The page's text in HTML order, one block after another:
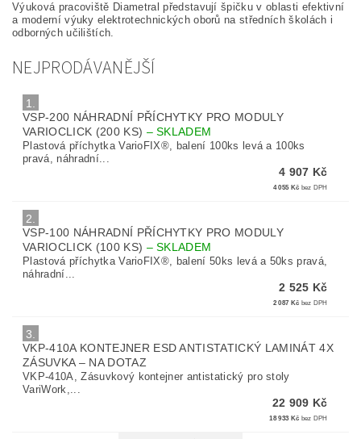
Výuková pracoviště Diametral představují špičku v oblasti efektivní
a moderní výuky elektrotechnických oborů na středních školách i
odborných učilištích.
NEJPRODÁVANĚJŠÍ
1.
VSP-200 NÁHRADNÍ PŘÍCHYTKY PRO MODULY
VARIOCLICK (200 KS) –SKLADEM
Plastová příchytka VarioFIX®, balení 100ks levá a 100ks
pravá, náhradní...
4 907 Kč
4 055 Kč bez DPH
2.
VSP-100 NÁHRADNÍ PŘÍCHYTKY PRO MODULY
VARIOCLICK (100 KS) –SKLADEM
Plastová příchytka VarioFIX®, balení 50ks levá a 50ks pravá,
náhradní...
2 525 Kč
2 087 Kč bez DPH
3.
VKP-410A KONTEJNER ESD ANTISTATICKÝ LAMINÁT 4X
ZÁSUVKA – NA DOTAZ
VKP-410A, Zásuvkový kontejner antistatický pro stoly
VariWork,...
22 909 Kč
18 933 Kč bez DPH